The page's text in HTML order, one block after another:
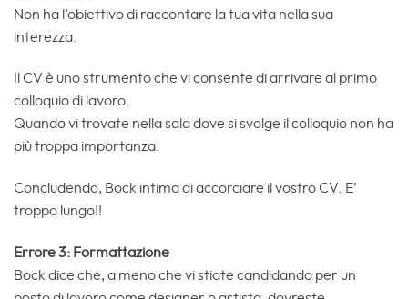
Non ha l’obiettivo di raccontare la tua vita nella sua
interezza.
Il CV è uno strumento che vi consente di arrivare al primo
colloquio di lavoro.
Quando vi trovate nella sala dove si svolge il colloquio non ha
più troppa importanza.
Concludendo, Bock intima di accorciare il vostro CV. E’
troppo lungo!!
Errore 3: Formattazione
Bock dice che, a meno che vi stiate candidando per un